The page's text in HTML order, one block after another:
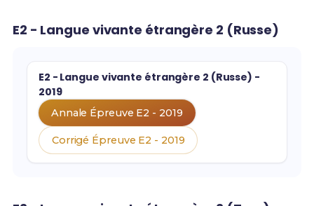
E2 - Langue vivante étrangère 2 (Russe)
E2 - Langue vivante étrangère 2 (Russe) -
2019
Annale Épreuve E2 - 2019
Corrigé Épreuve E2 - 2019